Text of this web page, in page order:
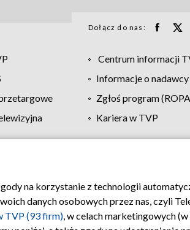
Dołącz do nas:
Centrum informacji
Informacje o nadawcy
Zgłoś program
Kariera w TVP
Polityka prywatności Moje zgody
na korzystanie z technologii
danych osobowych przez nas, czyli
TVP (93 firm), w celach marketingowych